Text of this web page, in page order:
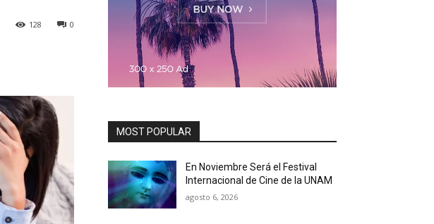
0
128
MOST POPULAR
En Noviembre Será el Festival
Internacional de Cine de la UNAM
agosto 6, 2026